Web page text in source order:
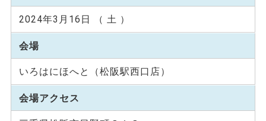
2024年3月16日 （ 土 ）
会場
いろはにほへと（松阪駅西口店）
会場アクセス